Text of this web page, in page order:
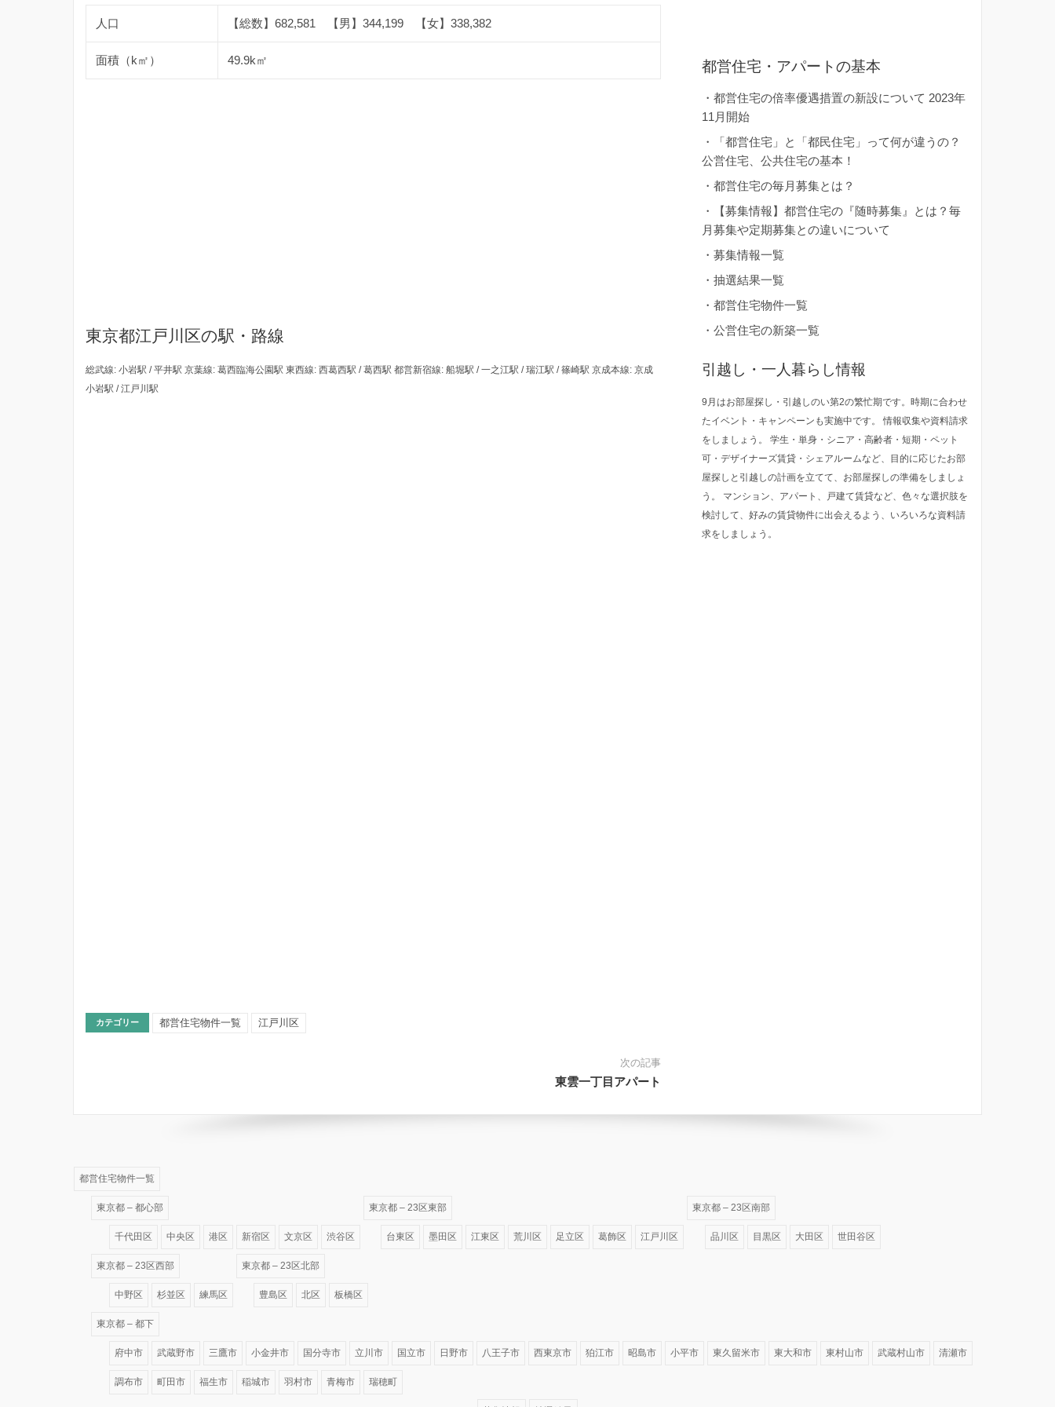
人口 【総数】682,581 【男】344,199 【女】338,382
面積（k㎡） 49.9k㎡
東京都江戸川区の駅・路線
総武線: 小岩駅 / 平井駅 京葉線: 葛西臨海公園駅 東西線: 西葛西駅 / 葛西駅 都営新宿線: 船堀駅 / 一之江駅 / 瑞江駅 / 篠崎駅 京成本線: 京成
小岩駅 / 江戸川駅
カテゴリー 都営住宅物件一覧 江戸川区
次の記事
東雲一丁目アパート
都営住宅・アパートの基本
・都営住宅の倍率優遇措置の新設について 2023年
11月開始
・
「都営住宅」と「都民住宅」って何が違うの？
公営住宅、公共住宅の基本！
・都営住宅の毎月募集とは？
・
【募集情報】都営住宅の『随時募集』とは？毎
月募集や定期募集との違いについて
・募集情報一覧
・抽選結果一覧
・都営住宅物件一覧
・公営住宅の新築一覧
引越し・一人暮らし情報
9月はお部屋探し・引越しのい第2の繁忙期です。時期に合わせ
たイベント・キャンペーンも実施中です。 情報収集や資料請求
をしましょう。 学生・単身・シニア・高齢者・短期・ペット
可・デザイナーズ賃貸・シェアルームなど、目的に応じたお部
屋探しと引越しの計画を立てて、お部屋探しの準備をしましょ
う。 マンション、アパート、戸建て賃貸など、色々な選択肢を
検討して、好みの賃貸物件に出会えるよう、いろいろな資料請
求をしましょう。
都営住宅物件一覧
東京都 – 都心部
千代田区 中央区 港区 新宿区 文京区 渋谷区
東京都 – 23区東部
台東区 墨田区 江東区 荒川区 足立区 葛飾区 江戸川区
東京都 – 23区南部
品川区 目黒区 大田区 世田谷区
東京都 – 23区西部
中野区 杉並区 練馬区
東京都 – 23区北部
豊島区 北区 板橋区
東京都 – 都下
府中市 武蔵野市 三鷹市 小金井市 国分寺市 立川市 国立市 日野市 八王子市 西東京市 狛江市 昭島市 小平市 東久留米市 東大和市 東村山市 武蔵村山市 清瀬市
調布市 町田市 福生市 稲城市 羽村市 青梅市 瑞穂町